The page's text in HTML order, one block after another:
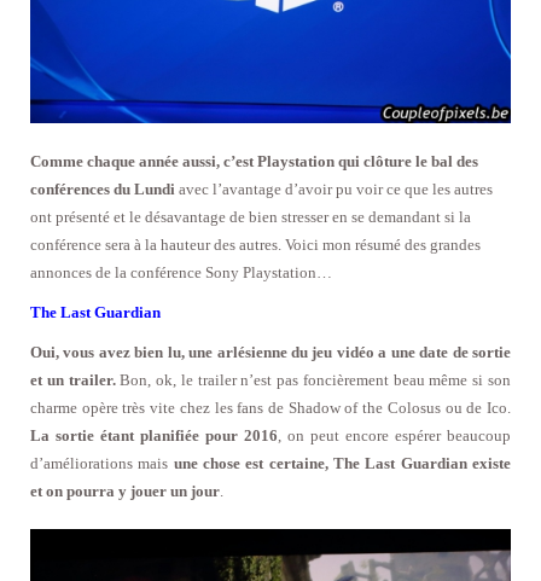
Comme chaque année aussi, c’est Playstation qui clôture le bal des
conférences du Lundi avec l’avantage d’avoir pu voir ce que les autres
ont présenté et le désavantage de bien stresser en se demandant si la
conférence sera à la hauteur des autres. Voici mon résumé des grandes
annonces de la conférence Sony Playstation…
The Last Guardian
Oui, vous avez bien lu, une arlésienne du jeu vidéo a une date de sortie
et un trailer.Bon, ok, le trailer n’est pas foncièrement beau même si son
charme opère très vite chez les fans de Shadow of the Colosus ou de Ico.
La sortie étant planifiée pour 2016 , on peut encore espérer beaucoup
d’améliorations mais une chose est certaine, The Last Guardian existe
et on pourra y jouer un jour